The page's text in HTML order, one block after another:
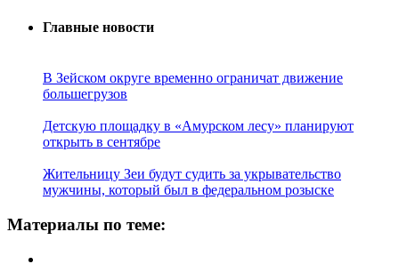
Главные новости
В Зейском округе временно ограничат движение
большегрузов
Детскую площадку в «Амурском лесу» планируют
открыть в сентябре
Жительницу Зеи будут судить за укрывательство
мужчины, который был в федеральном розыске
Материалы по теме: